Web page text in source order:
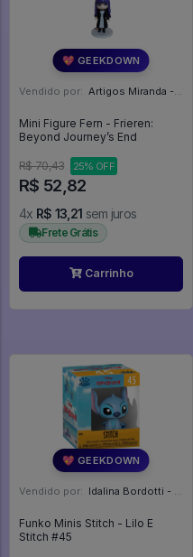
💖 GEEKDOWN
Vendido por: Artigos Miranda - RJ
Mini Figure Fern - Frieren:
Beyond Journey’s End
R$ 70,43 25% OFF
R$ 52,82
4x R$ 13,21 sem juros
Frete Grátis
Carrinho
💖 GEEKDOWN
Vendido por: Idalina Bordotti - SP
Funko Minis Stitch - Lilo E
Stitch #45